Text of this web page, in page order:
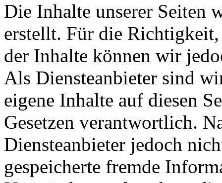
Die Inhalte unserer Seiten
erstellt. Für die
der Inhalte können wir
Als Diensteanbieter sind
eigene Inhalte auf diesen
Gesetzen verantwortlich.
Diensteanbieter jedoch
gespeicherte fremde